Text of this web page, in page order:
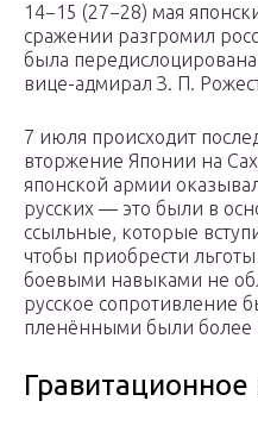
14−15 (27−28) мая
сражении разгромил
была
вице-адмирал З. П.
7 июля происходит
вторжение Японии на
японской армии
русских — это были в
ссыльные, которые
чтобы приобрести
боевыми навыками не
русское сопротивление
пленёнными были более
Гравитационное